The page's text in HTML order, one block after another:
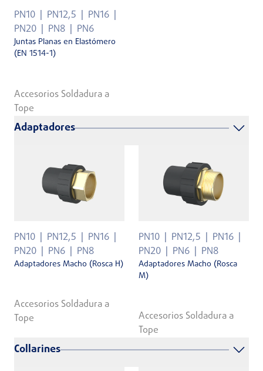
PN10 PN12,5
PN16
PN20
PN8 PN6
Juntas Planas en Elastómero
(EN 1514-1)
Accesorios Soldadura a
Tope
Adaptadores
PN10 PN12,5
PN16
PN20
PN6 PN8
Adaptadores Macho (Rosca H)
Accesorios Soldadura a
Tope
PN10 PN12,5
PN16
PN20
PN6 PN8
Adaptadores Macho (Rosca
M)
Accesorios Soldadura a
Tope
Collarines